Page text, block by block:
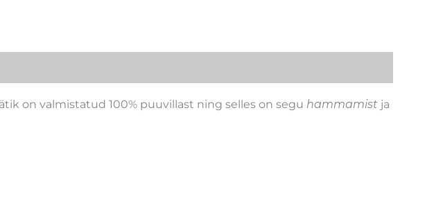
on valmistatud 100% puuvillast ning selles on segu hammamist ja